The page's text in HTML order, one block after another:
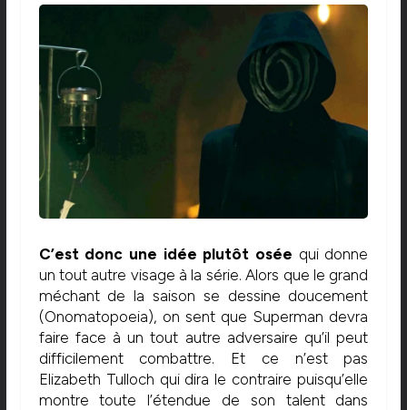
C’est donc une idée plutôt osée qui donne
un tout autre visage à la série. Alors que le grand
méchant de la saison se dessine doucement
(Onomatopoeia), on sent que Superman devra
faire face à un tout autre adversaire qu’il peut
difficilement combattre. Et ce n’est pas
Elizabeth Tulloch qui dira le contraire puisqu’elle
montre toute l’étendue de son talent dans